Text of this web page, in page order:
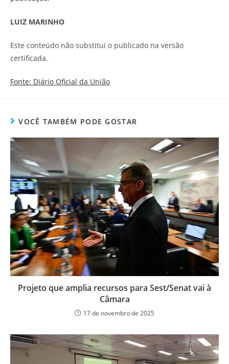
LUIZ MARINHO
Este conteúdo não substitui o publicado na versão
certificada.
Fonte: Diário Oficial da União
VOCÊ TAMBÉM PODE GOSTAR
Projeto que amplia recursos para Sest/Senat vai à
Câmara
17 de novembro de 2025